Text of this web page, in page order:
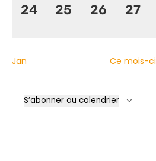
0
24
0
25
0
26
0
27
Jan Ce mois-ci
S’abonner au calendrier